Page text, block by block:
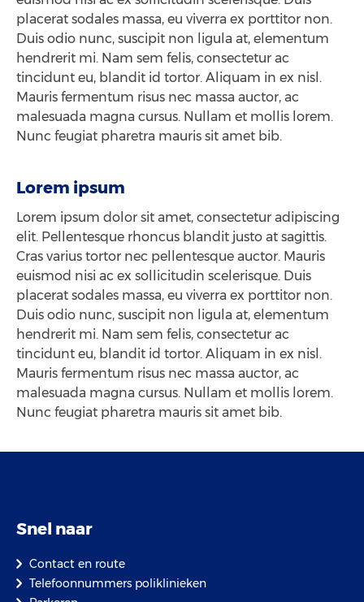
placerat sodales massa, eu viverra ex porttitor non.
Duis odio nunc, suscipit non ligula at, elementum
hendrerit mi. Nam sem felis, consectetur ac
tincidunt eu, blandit id tortor. Aliquam in ex nisl.
Mauris fermentum risus nec massa auctor, ac
malesuada magna cursus. Nullam et mollis lorem.
Nunc feugiat pharetra mauris sit amet bib.
Lorem ipsum
Lorem ipsum dolor sit amet, consectetur adipiscing
elit. Pellentesque rhoncus blandit justo at sagittis.
Cras varius tortor nec pellentesque auctor. Mauris
euismod nisi ac ex sollicitudin scelerisque. Duis
placerat sodales massa, eu viverra ex porttitor non.
Duis odio nunc, suscipit non ligula at, elementum
hendrerit mi. Nam sem felis, consectetur ac
tincidunt eu, blandit id tortor. Aliquam in ex nisl.
Mauris fermentum risus nec massa auctor, ac
malesuada magna cursus. Nullam et mollis lorem.
Nunc feugiat pharetra mauris sit amet bib.
Snel naar
Contact en route
Telefoonnummers poliklinieken